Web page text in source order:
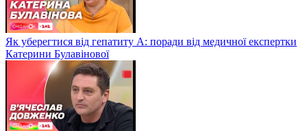
Як уберегтися від гепатиту А: поради від медичної експертки
Катерини Булавінової